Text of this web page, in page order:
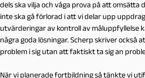
dels ska vilja och våga prova på att
inte ska gå förlorad i att vi delar upp
utvärderingar av kontroll av måluppfyllelse
några goda lösningar. Scherp skriver också
problem i sig utan att faktiskt ta sig an
När vi planerade fortbildning så tänkte vi